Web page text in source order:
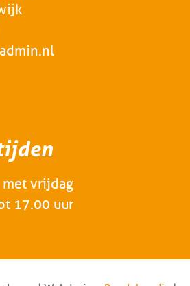
met vrijdag
17.00 uur